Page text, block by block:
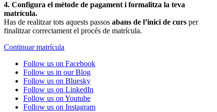
4. Configura el mètode de pagament i formalitza la teva
matrícula.
Has de realitzar tots aquests passos abans de l’inici de curs per
finalitzar correctament el procés de matrícula.
Continuar matrícula
Follow us on Facebook
Follow us in our Blog
Follow us on Bluesky
Follow us on LinkedIn
Follow us on Youtube
Follow us on Instagram